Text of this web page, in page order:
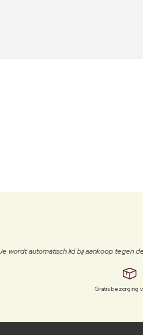
wordt automatisch lid bij aankoop tegen
Gratis bezorging